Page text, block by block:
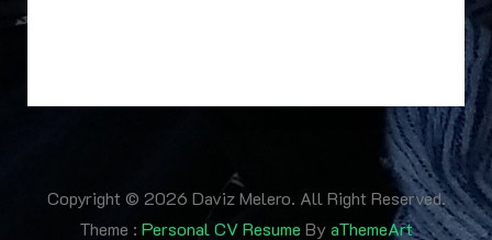
Copyright © 2026 Daviz Melero. All Right Reserved.
Theme : Personal CV Resume ByaThemeArt